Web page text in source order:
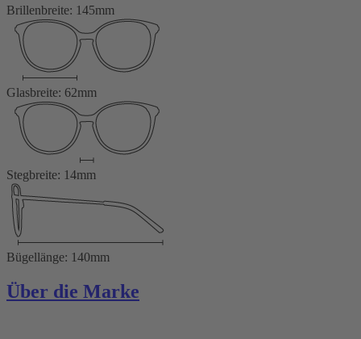
Brillenbreite: 145mm
Glasbreite: 62mm
Stegbreite: 14mm
Bügellänge: 140mm
Über die Marke